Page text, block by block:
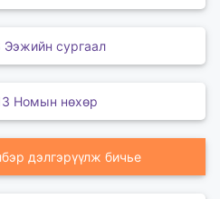
сургаал
Номын нөхөр
дэлгэрүүлж бичье